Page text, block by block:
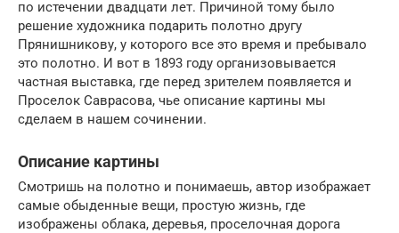
по истечении двадцати лет. Причиной тому было
решение художника подарить полотно другу
Прянишникову, у которого все это время и пребывало
это полотно. И вот в 1893 году организовывается
частная выставка, где перед зрителем появляется и
Проселок Саврасова, чье описание картины мы
сделаем в нашем сочинении.
Описание картины
Смотришь на полотно и понимаешь, автор изображает
самые обыденные вещи, простую жизнь, где
изображены облака, деревья, проселочная дорога